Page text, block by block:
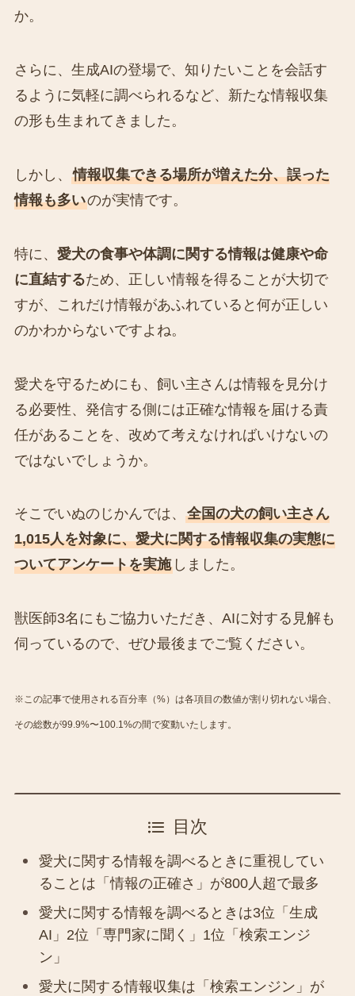
か。
さらに、生成AIの登場で、知りたいことを会話す
るように気軽に調べられるなど、新たな情報収集
の形も生まれてきました。
しかし、 情報収集できる場所が増えた分、誤った
情報も多いのが実情です。
特に、 愛犬の食事や体調に関する情報は健康や命
に直結するため、正しい情報を得ることが大切で
すが、これだけ情報があふれていると何が正しい
のかわからないですよね。
愛犬を守るためにも、飼い主さんは情報を見分け
る必要性、発信する側には正確な情報を届ける責
任があることを、改めて考えなければいけないの
ではないでしょうか。
そこでいぬのじかんでは、 全国の犬の飼い主さん
1,015人を対象に、愛犬に関する情報収集の実態に
ついてアンケートを実施しました。
獣医師3名にもご協力いただき、AIに対する見解も
伺っているので、ぜひ最後までご覧ください。
※この記事で使用される百分率（%）は各項目の数値が割り切れない場合、
その総数が99.9%〜100.1%の間で変動いたします。
目次
愛犬に関する情報を調べるときに重視してい
ることは「情報の正確さ」が800人超で最多
愛犬に関する情報を調べるときは3位「生成
AI」2位「専門家に聞く」1位「検索エンジ
ン」
愛犬に関する情報収集は「検索エンジン」が